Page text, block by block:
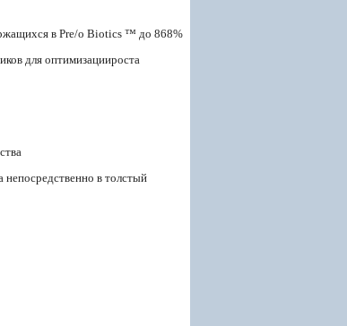
в Pre/o Biotics ™ до 868%
для оптимизациироста
в толстый